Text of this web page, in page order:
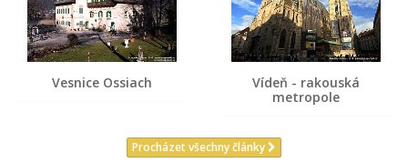
Vesnice Ossiach
Vídeň - rakouská
metropole
Procházet všechny články